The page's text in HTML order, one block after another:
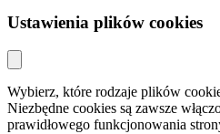
Ustawienia plików cookies
Wybierz, które rodzaje plików
Niezbędne cookies są zawsze
prawidłowego funkcjonowania